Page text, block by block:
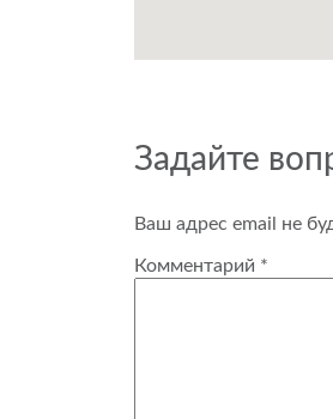
Задайте
Ваш адрес email не
Комментарий *